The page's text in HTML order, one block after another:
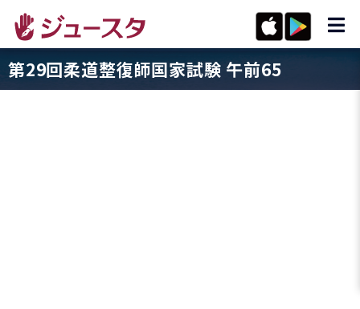
第29回柔道整復師国家試験 午前65